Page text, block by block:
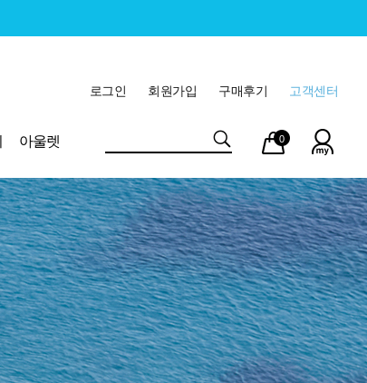
고객센터
구매후기
회원가입
로그인
아울렛
마이
페이
장바
구니
0